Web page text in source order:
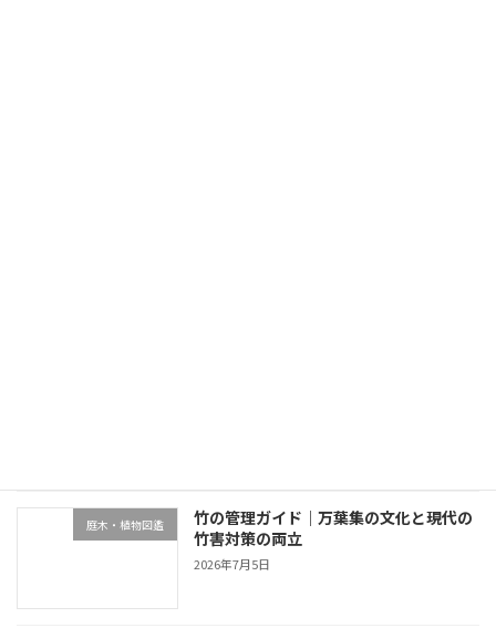
庭木・植物図鑑
竹の管理ガイド｜万葉集の文化と現代の
竹害対策の両立
2026年7月5日